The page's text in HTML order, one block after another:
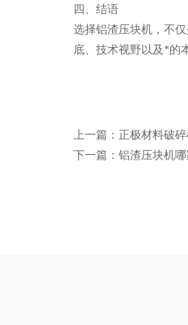
四、结语
选择铝渣压块机，不
底、技术视野以及*的
上一篇： 正极材料破
下一篇： 铝渣压块机